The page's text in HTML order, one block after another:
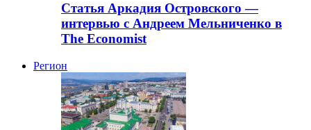
Статья Аркадия Островского —
интервью с Андреем Мельниченко в
The Economist
Регион